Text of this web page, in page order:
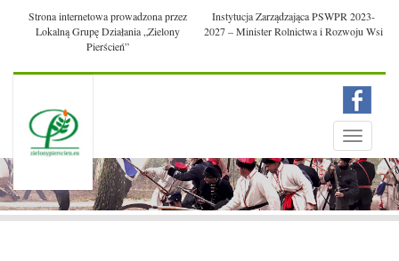
Strona internetowa prowadzona przez
Lokalną Grupę Działania „Zielony
Pierścień”
Instytucja Zarządzająca PSWPR 2023-
2027 – Minister Rolnictwa i Rozwoju Wsi
Toggle
Menu